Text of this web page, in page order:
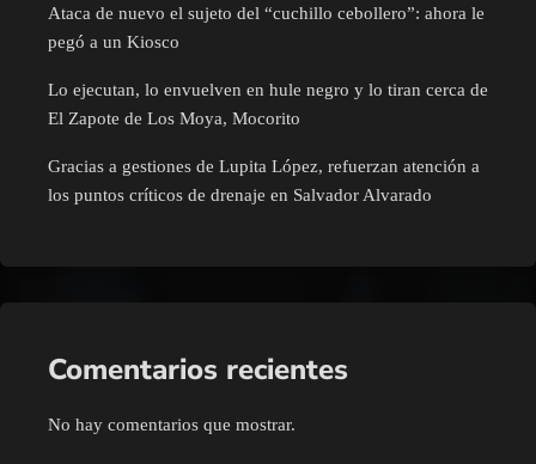
Ataca de nuevo el sujeto del “cuchillo cebollero”: ahora le
pegó a un Kiosco
Lo ejecutan, lo envuelven en hule negro y lo tiran cerca de
El Zapote de Los Moya, Mocorito
Gracias a gestiones de Lupita López, refuerzan atención a
los puntos críticos de drenaje en Salvador Alvarado
Comentarios recientes
No hay comentarios que mostrar.